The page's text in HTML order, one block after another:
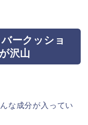
ークッショ
沢山
な成分が入ってい